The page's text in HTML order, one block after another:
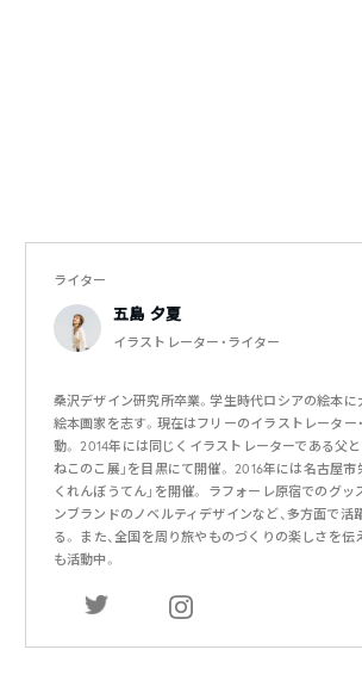
ライター
五島 夕夏
イラストレーター・ライター
桑沢デザイン研究所卒業。学生時代ロシアの絵本に
絵本画家を志す。現在はフリーのイラストレーター
動。 2014年には同じくイラストレーターである父と
ねこのこ展」を目黒にて開催。 2016年には名古屋市
くれんぼうてん」を開催。 ラフォーレ原宿でのグッ
ンブランドのノベルティデザインなど、多方面で活
る。 また、全国を周り旅やものづくりの楽しさを
も活動中。